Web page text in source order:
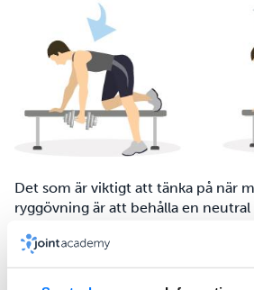
Det som är viktigt att tänka på när
ryggövning är att behålla en
att man aktiverar bålen. För att
än biceps kan det hjälpa att tänka